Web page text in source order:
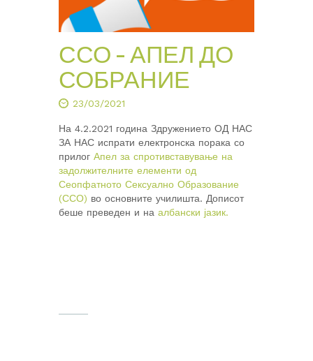
ПРОЕКТИ
КОНТАКТ
ССО – АПЕЛ ДО
СОБРАНИЕ
23/03/2021
На 4.2.2021 година Здружението ОД НАС
ЗА НАС испрати електронска порака со
прилог Апел за спротивставување на
задолжителните елементи од
Сеопфатното Сексуално Образование
(ССО) во основните училишта. Дописот
беше преведен и на албански јазик.